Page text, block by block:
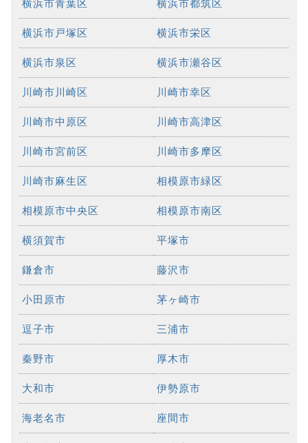
横浜市青葉区 横浜市都筑区
横浜市戸塚区 横浜市栄区
横浜市泉区 横浜市瀬谷区
川崎市川崎区 川崎市幸区
川崎市中原区 川崎市高津区
川崎市宮前区 川崎市多摩区
川崎市麻生区 相模原市緑区
相模原市中央区 相模原市南区
横須賀市 平塚市
鎌倉市 藤沢市
小田原市 茅ヶ崎市
逗子市 三浦市
秦野市 厚木市
大和市 伊勢原市
海老名市 座間市